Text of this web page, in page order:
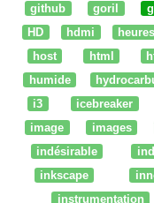
github
goril
HD
hdmi heures
host
html
humide
i3
icebreaker
image
images
indésirable
inkscape
instrumentation